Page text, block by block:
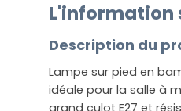
L'information
Description du
Lampe sur pied en
idéale pour la salle à
grand culot E27 et